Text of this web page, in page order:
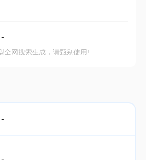
-
全网搜索生成，请甄别使用!
-